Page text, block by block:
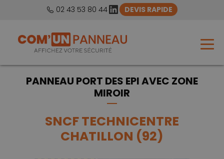
02 43 53 80 44LinkedIn
DEVIS RAPIDE
PANNEAU PORT DES EPI AVEC ZONE
MIROIR
SNCF TECHNICENTRE
CHATILLON (92)